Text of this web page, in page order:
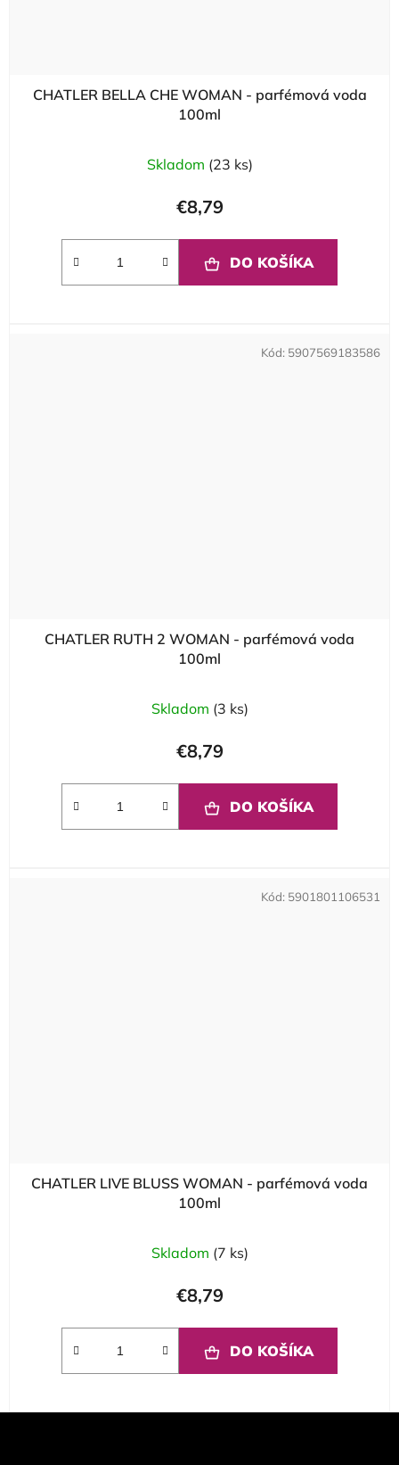
CHATLER BELLA CHE WOMAN - parfémová voda
100ml
Skladom (23 ks)
€8,79
DO KOŠÍKA
CHATLER RUTH 2 WOMAN - parfémová voda
100ml
Skladom (3 ks)
€8,79
DO KOŠÍKA
Kód: 5907569183586
CHATLER LIVE BLUSS WOMAN - parfémová voda
100ml
Skladom (7 ks)
€8,79
DO KOŠÍKA
Kód: 5901801106531